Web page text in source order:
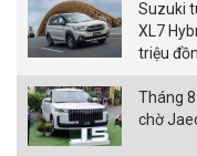
Suzuki
XL7
triệu
Tháng
chờ